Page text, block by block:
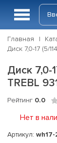
Главная
Диск 7,0-17 (5/
Диск 7,0-
TREBL
Рейтинг 0.0
Нет в
Артикул: